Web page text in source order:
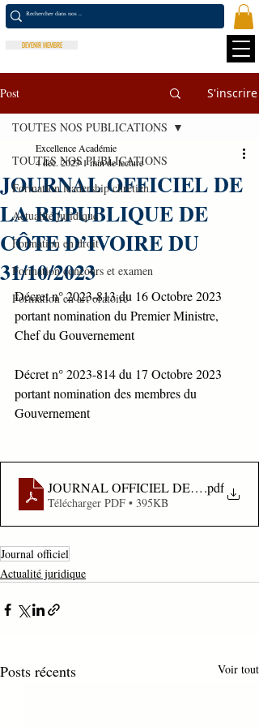
DEVENIR MEMBRE
Post S'inscrire
TOUTES NOS PUBLICATIONS
Formation leadership chrétien
Actualité juridique
Formation en droit
Formation concours et examen
Formation en art oratoire
TOUTES NOS PUBLICATIONS
JOURNAL OFFICIEL DE
LA REPUBLIQUE DE
CÔTE D’IVOIRE DU
31/10/2023
Excellence Académie
4 déc. 2023 1 min de lecture
Décret n° 2023-813 du 16 Octobre 2023
portant nomination du Premier Ministre,
Chef du Gouvernement
Décret n° 2023-814 du 17 Octobre 2023
portant nomination des membres du
Gouvernement
.pdf
Télécharger PDF • 395KB
Journal officiel
Actualité juridique
Posts récents Voir tout